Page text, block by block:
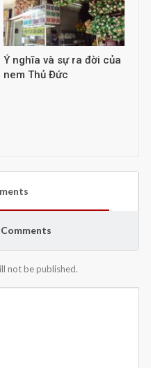
Ý nghĩa và sự ra đời của
nem Thủ Đức
not be published.